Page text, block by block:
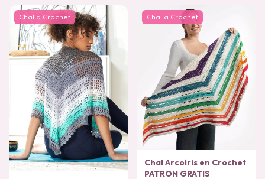
Chal a Crochet Chal a Crochet
Chal Arcoíris en Crochet
PATRON GRATIS